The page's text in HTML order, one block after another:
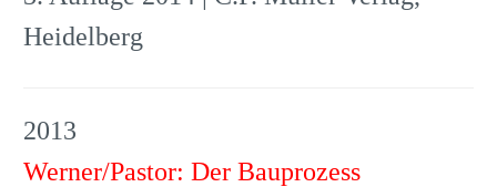
Heidelberg
2013
Werner/Pastor: Der Bauprozess